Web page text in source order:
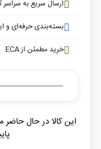
ارسال سریع به سراسر
بسته‌بندی حرفه‌ای و
خرید مطمئن از ECA
این کالا در حال